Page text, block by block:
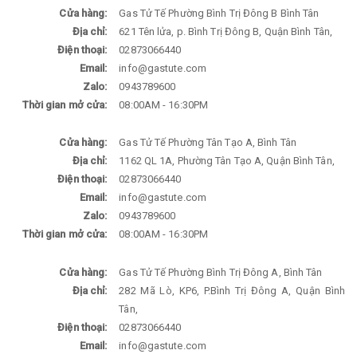
Cửa hàng:
Gas Tử Tế Phường Bình Trị Đông B Bình Tân
Địa chỉ:
621 Tên lửa, p. Bình Trị Đông B, Quận Bình Tân,
Điện thoại:
02873066440
Email:
info@gastute.com
Zalo:
0943789600
Thời gian mở cửa:
08:00AM - 16:30PM
Cửa hàng:
Gas Tử Tế Phường Tân Tạo A, Bình Tân
Địa chỉ:
1162 QL 1A, Phường Tân Tạo A, Quận Bình Tân,
Điện thoại:
02873066440
Email:
info@gastute.com
Zalo:
0943789600
Thời gian mở cửa:
08:00AM - 16:30PM
Cửa hàng:
Gas Tử Tế Phường Bình Trị Đông A, Bình Tân
Địa chỉ:
282 Mã Lò, KP6, P.Bình Trị Đông A, Quận Bình
Tân,
Điện thoại:
02873066440
Email:
info@gastute.com